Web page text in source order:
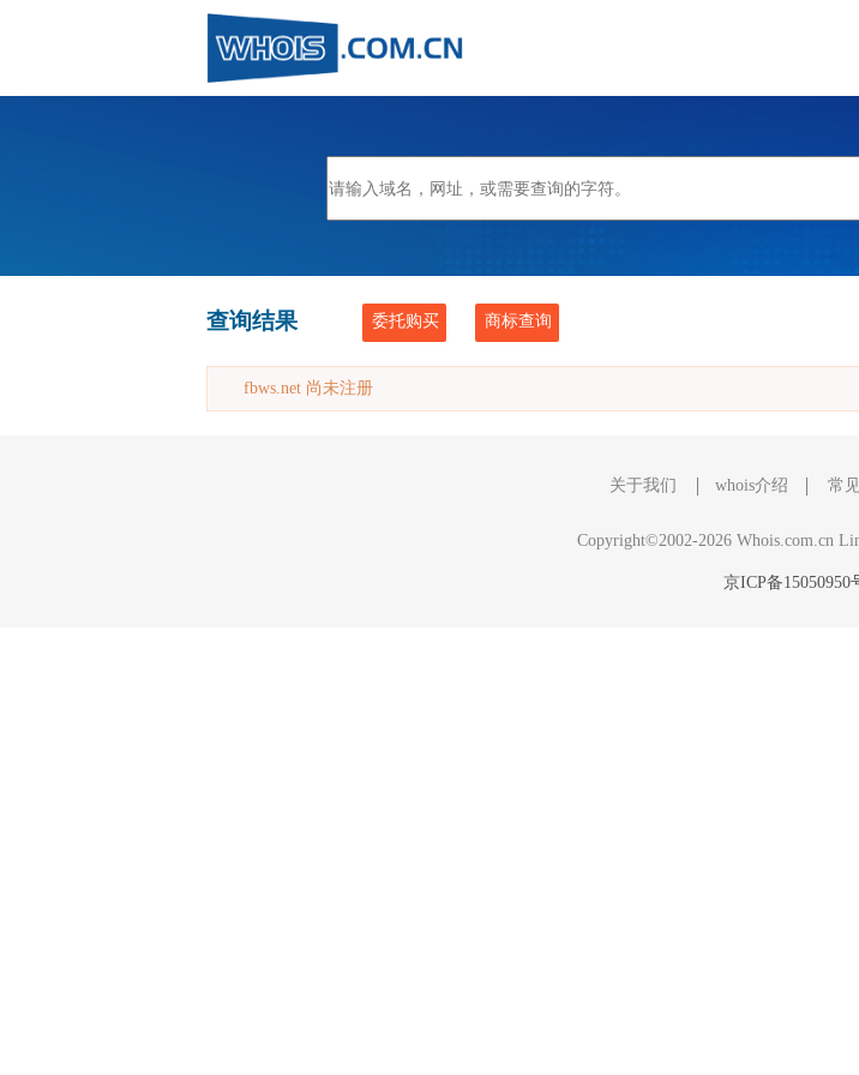
查询结果 委托购买 商标查询
fbws.net 尚未注册
关于我们 whois介绍 常
Copyright©2002-2026 Whois.com.cn
京ICP备15050950